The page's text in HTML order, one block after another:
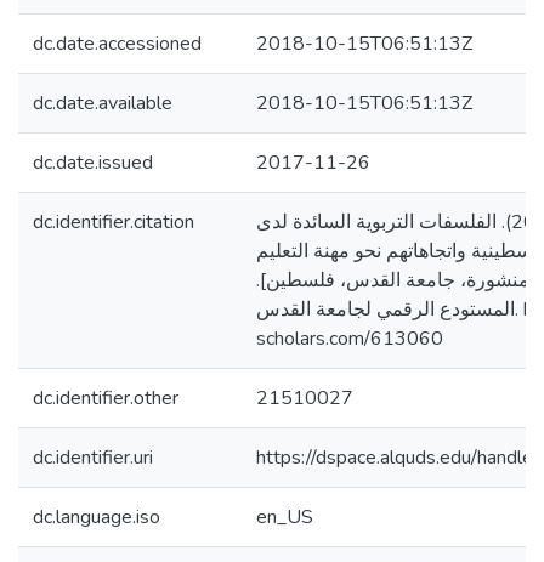
dc.date.accessioned 2018-10-15T06:51:13Z
dc.date.available 2018-10-15T06:51:13Z
dc.date.issued 2017-11-26
dc.identifier.citation
بدر، دعاء محمد. (2017). الفلسفات التربوية السائدة لدى
واتجاهاتهم نحو مهنة التعليم
منشورة، جامعة القدس، فلسطين].
المستودع الرقمي لجامعة القدس. https://arab-
scholars.com/613060
dc.identifier.other 21510027
dc.identifier.uri https://dspace.alquds.edu/
dc.language.iso en_US